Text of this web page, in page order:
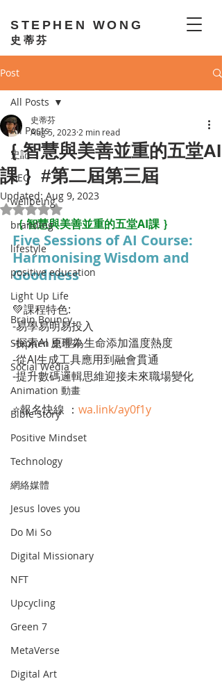
STEPHEN WONG
史蒂芬
Post
All Posts
史記
GEO
wellbeing
branding
lifestyle
positive education
Light Up Life
Brain Bouncy
Stephen 史蒂芬
Social Wedia
Animation 動畫
Bible Story
Positive Mindset
Technology
網絡媒體
Jesus loves you
Do Mi So
Digital Missionary
NFT
Upcycling
Green 7
MetaVerse
Digital Art
All Posts
｛ 智慧與美善並重的五堂AI
課 ｝#第二屆第三屆
史蒂芬
Aug 5, 2023 2 min read
Updated: Aug 9, 2023
Rated NaN out of 5 stars.
｛ 智慧與美善並重的五堂AI課 ｝
Five Sessions of AI Course:
Harmonising Wisdom and
Goodness
💚課程特色:
-易學易明易投入
-探索AI 原理為生命添加溫度熱度
-從AI生成工具應用到融會貫通
-提升數碼邏輯思維迎接未來職場變化
⭐報名快線 ： wa.link/ay0f1y